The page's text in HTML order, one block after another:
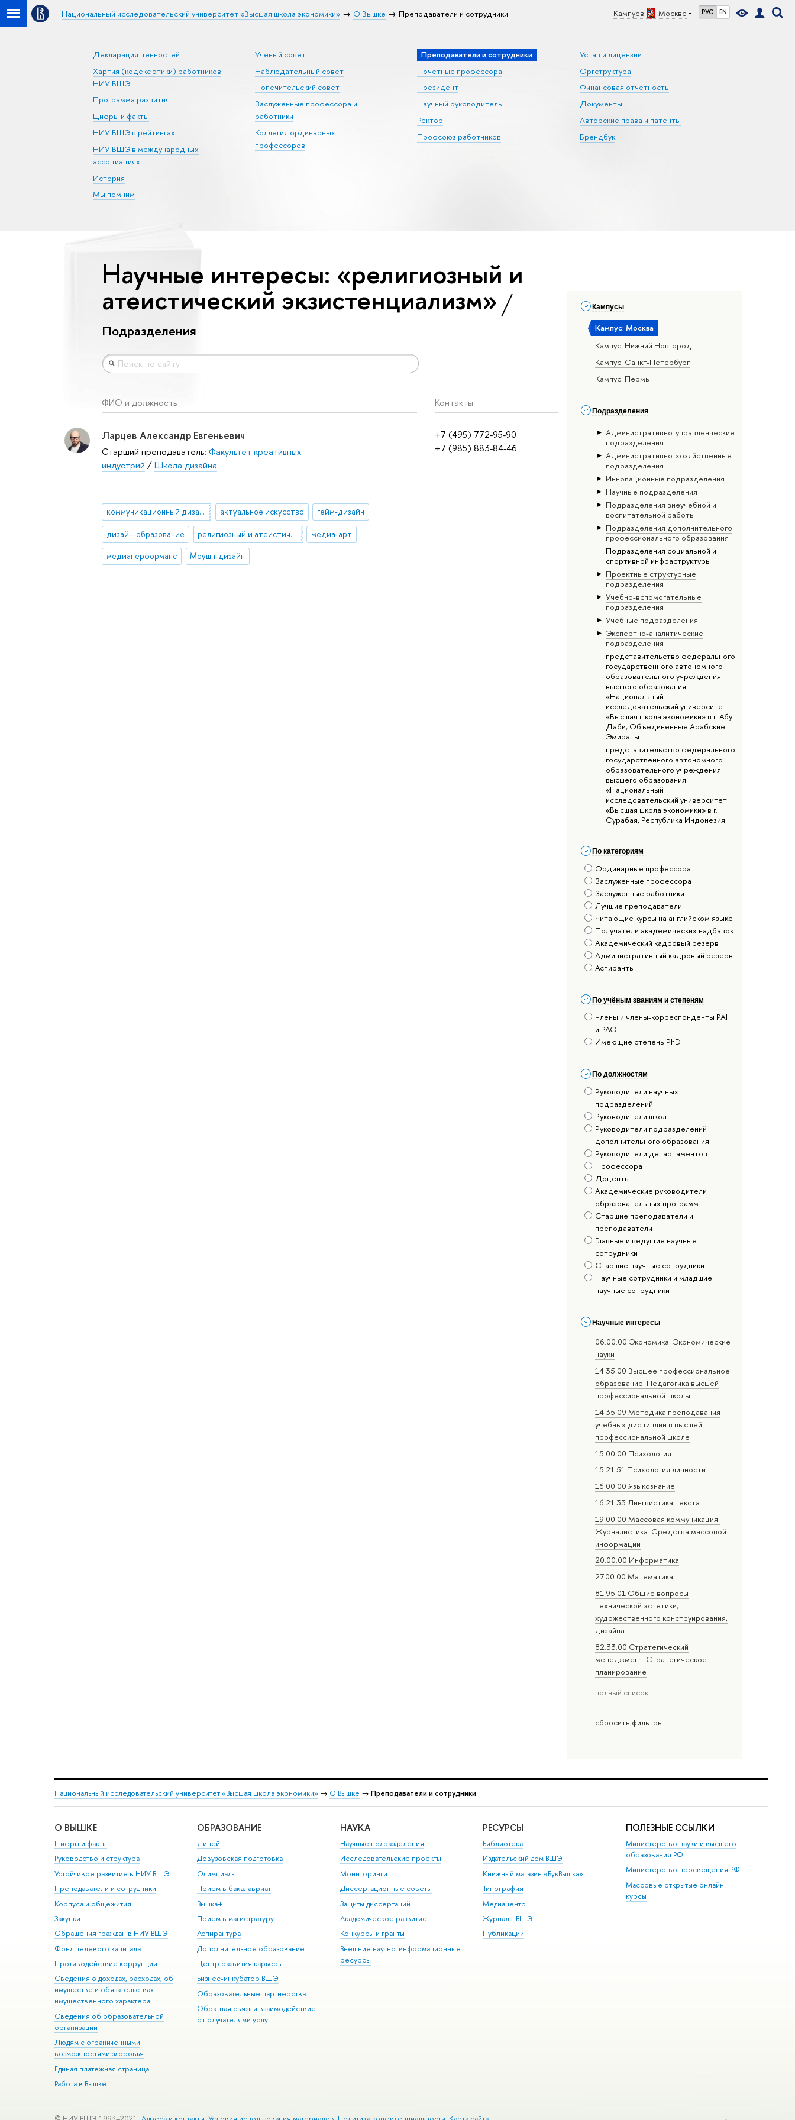
Кампус в Москве РУС EN
Национальный исследовательский университет «Высшая школа экономики» О Вышке Преподаватели и сотрудники
Декларация ценностей
Хартия (кодекс этики) работников
НИУ ВШЭ
Программа развития
Цифры и факты
НИУ ВШЭ в рейтингах
НИУ ВШЭ в международных
ассоциациях
История
Мы помним
Ученый совет
Наблюдательный совет
Попечительский совет
Заслуженные профессора и
работники
Коллегия ординарных
профессоров
Преподаватели и сотрудники
Почетные профессора
Президент
Научный руководитель
Ректор
Профсоюз работников
Устав и лицензии
Оргструктура
Финансовая отчетность
Документы
Авторские права и патенты
Брендбук
Кампусы
Кампус: Москва
Кампус: Нижний Новгород
Кампус: Санкт-Петербург
Кампус: Пермь
Подразделения
Административно-управленческие
подразделения
Административно-хозяйственные
подразделения
Инновационные подразделения
Научные подразделения
Подразделения внеучебной и
воспитательной работы
Подразделения дополнительного
профессионального образования
Подразделения социальной и
спортивной инфраструктуры
Проектные структурные
подразделения
Учебно-вспомогательные
подразделения
Учебные подразделения
Экспертно-аналитические
подразделения
представительство федерального
государственного автономного
образовательного учреждения
высшего образования
«Национальный
исследовательский университет
«Высшая школа экономики» в г. Абу-
Даби, Объединенные Арабские
Эмираты
представительство федерального
государственного автономного
образовательного учреждения
высшего образования
«Национальный
исследовательский университет
«Высшая школа экономики» в г.
Сурабая, Республика Индонезия
По категориям
Ординарные профессора
Заслуженные профессора
Заслуженные работники
Лучшие преподаватели
Читающие курсы на английском языке
Получатели академических надбавок
Академический кадровый резерв
Административный кадровый резерв
Аспиранты
По учёным званиям и степеням
Члены и члены-корреспонденты РАН
и РАО
Имеющие степень PhD
По должностям
Руководители научных
подразделений
Руководители школ
Руководители подразделений
дополнительного образования
Руководители департаментов
Профессора
Доценты
Академические руководители
образовательных программ
Старшие преподаватели и
преподаватели
Главные и ведущие научные
сотрудники
Старшие научные сотрудники
Научные сотрудники и младшие
научные сотрудники
Научные интересы
06.00.00 Экономика. Экономические
науки
14.35.00 Высшее профессиональное
образование. Педагогика высшей
профессиональной школы
14.35.09 Методика преподавания
учебных дисциплин в высшей
профессиональной школе
15.00.00 Психология
15.21.51 Психология личности
16.00.00 Языкознание
16.21.33 Лингвистика текста
19.00.00 Массовая коммуникация.
Журналистика. Средства массовой
информации
20.00.00 Информатика
27.00.00 Математика
81.95.01 Общие вопросы
технической эстетики,
художественного конструирования,
дизайна
82.33.00 Стратегический
менеджмент. Стратегическое
планирование
полный список
сбросить фильтры
Научные интересы: «религиозный и
атеистический экзистенциализм»
Подразделения
ФИО и должность Контакты
+7 (495) 772-95-90
+7 (985) 883-84-46
Ларцев Александр Евгеньевич
Старший преподаватель: Факультет креативных
индустрий /Школа дизайна
коммуникационный дизайн актуальное искусство гейм-дизайн
дизайн-образование религиозный и атеистический экзистенциализм медиа-арт
медиаперформанс Моушн-дизайн
Национальный исследовательский университет «Высшая школа экономики» → О Вышке → Преподаватели и сотрудники
О ВЫШКЕ
Цифры и факты
Руководство и структура
Устойчивое развитие в НИУ ВШЭ
Преподаватели и сотрудники
Корпуса и общежития
Закупки
Обращения граждан в НИУ ВШЭ
Фонд целевого капитала
Противодействие коррупции
Сведения о доходах, расходах, об
имуществе и обязательствах
имущественного характера
Сведения об образовательной
организации
Людям с ограниченными
возможностями здоровья
Единая платежная страница
Работа в Вышке
ОБРАЗОВАНИЕ
Лицей
Довузовская подготовка
Олимпиады
Прием в бакалавриат
Вышка+
Прием в магистратуру
Аспирантура
Дополнительное образование
Центр развития карьеры
Бизнес-инкубатор ВШЭ
Образовательные партнерства
Обратная связь и взаимодействие
с получателями услуг
НАУКА
Научные подразделения
Исследовательские проекты
Мониторинги
Диссертационные советы
Защиты диссертаций
Академическое развитие
Конкурсы и гранты
Внешние научно-информационные
ресурсы
РЕСУРСЫ
Библиотека
Издательский дом ВШЭ
Книжный магазин «БукВышка»
Типография
Медиацентр
Журналы ВШЭ
Публикации
ПОЛЕЗНЫЕ ССЫЛКИ
Министерство науки и высшего
образования РФ
Министерство просвещения РФ
Массовые открытые онлайн-
курсы